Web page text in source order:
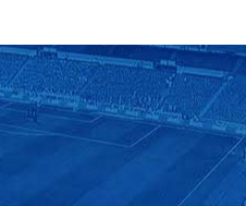
Vypískaný Vinícius! Blíží